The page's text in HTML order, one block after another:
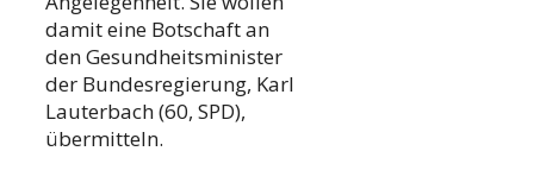
damit eine Botschaft an
den Gesundheitsminister
der Bundesregierung, Karl
Lauterbach (60, SPD),
übermitteln.